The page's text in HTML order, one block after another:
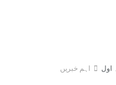
اول اہم خبریں